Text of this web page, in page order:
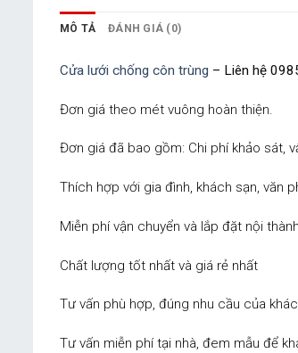
MÔ TẢ ĐÁNH GIÁ (0)
Cửa lưới chống côn trùng – Liên hệ
Đơn giá theo mét vuông hoàn thiện.
Đơn giá đã bao gồm: Chi phí khảo sát,
Thích hợp với gia đình, khách sạn, văn
Miễn phí vận chuyển và lắp đặt nội
Chất lượng tốt nhất và giá rẻ nhất
Tư vấn phù hợp, đúng nhu cầu của
Tư vấn miễn phí tại nhà, đem mẫu để